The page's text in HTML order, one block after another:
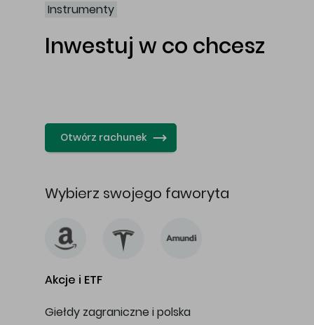
Instrumenty
Inwestuj w co chcesz
Otwórz rachunek
Wybierz swojego faworyta
Akcje i ETF
Giełdy zagraniczne i polska